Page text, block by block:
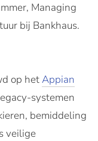
Managing
bij Bankhaus.
op hetAppian
systemen
bemiddeling
veilige